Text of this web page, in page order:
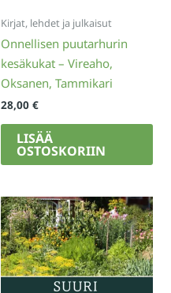
Kirjat, lehdet ja julkaisut
Onnellisen puutarhurin
kesäkukat – Vireaho,
Oksanen, Tammikari
28,00 €
LISÄÄ
OSTOSKORIIN